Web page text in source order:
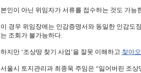
본인이 아닌 위임자가 서류를 접수하는 것도 가능
이 경우 위임장에는 인감증명서와 동일한 인감도
는 조회가 불가능하다.
하지만 ‘조상땅 찾기 사업’을 잘못 이해하고 찾아
서울시 토지관리과 최종욱 주임은 “잃어버린 조